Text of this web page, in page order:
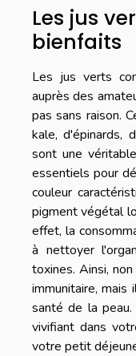
Les jus
bienfaits
Les jus verts
auprès des
pas sans raison.
kale, d'épinards,
sont une
essentiels pour
couleur
pigment végétal
effet, la
à nettoyer
toxines. Ainsi,
immunitaire,
santé de la
vivifiant dans
votre petit